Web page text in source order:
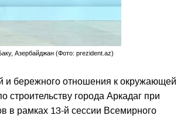
Азербайджан (Фото: prezident.az)
и бережного отношения к окружающей
строительству города Аркадаг при
в рамках 13-й сессии Всемирного